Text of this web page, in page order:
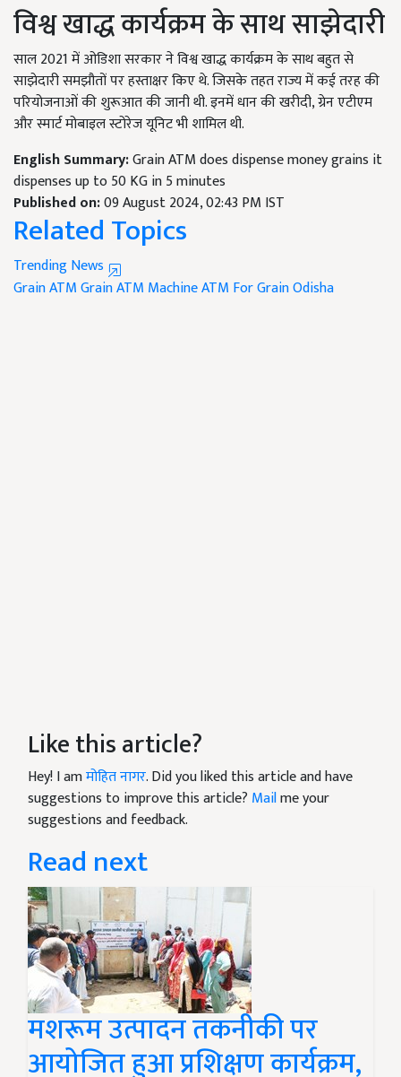
विश्व खाद्ध कार्यक्रम के साथ साझेदारी
साल 2021 में ओडिशा सरकार ने विश्व खाद्ध कार्यक्रम के साथ बहुत से
साझेदारी समझौतों पर हस्ताक्षर किए थे. जिसके तहत राज्य में कई तरह की
परियोजनाओं की शुरूआत की जानी थी. इनमें धान की खरीदी, ग्रेन एटीएम
और स्मार्ट मोबाइल स्टोरेज यूनिट भी शामिल थी.
English Summary:Grain ATM does dispense money grains it
dispenses up to 50 KG in 5 minutes
Published on:09 August 2024, 02:43 PM IST
Related Topics
Trending News
Grain ATMGrain ATM MachineATM For GrainOdisha
Like this article?
Hey! I amमोहित नागर. Did you liked this article and have
suggestions to improve this article? Mailme your
suggestions and feedback.
Read next
मशरूम उत्पादन तकनीकी पर
आयोजित हुआ प्रशिक्षण कार्यक्रम,